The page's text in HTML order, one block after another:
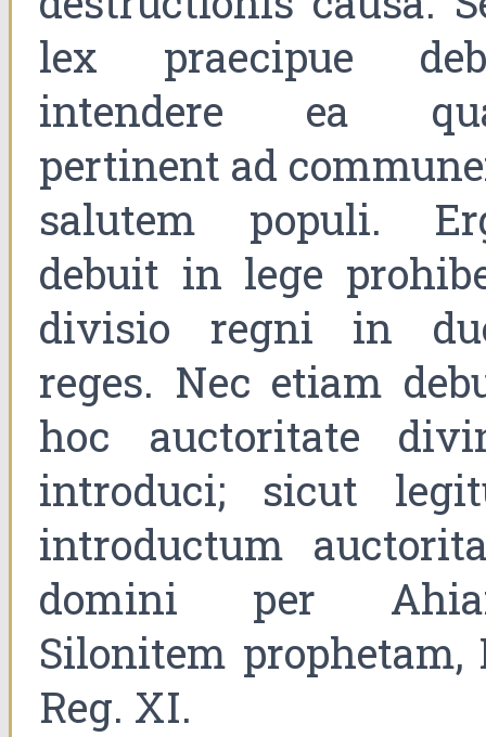
lex praecipue
intendere ea
pertinent ad
salutem populi.
debuit in lege
divisio regni in
reges. Nec etiam
hoc auctoritate
introduci; sicut
introductum
domini per
Silonitem prophetam,
Reg. XI.